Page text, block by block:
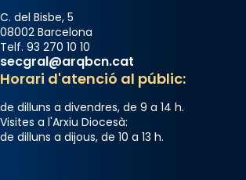
C. del Bisbe, 5
08002 Barcelona
Telf. 93 270 10 10
secgral@arqbcn.cat
Horari d'atenció al públic:
de dilluns a divendres, de 9 a 14 h.
Visites a l'Arxiu Diocesà:
de dilluns a dijous, de 10 a 13 h.